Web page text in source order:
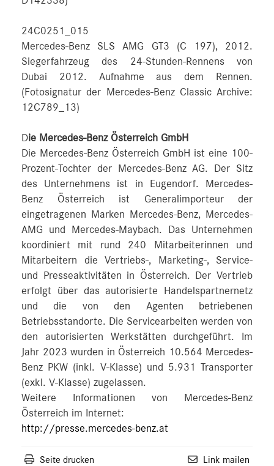
24C0251_015
Mercedes-Benz SLS AMG GT3 (C 197), 2012.
Siegerfahrzeug des 24-Stunden-Rennens von
Dubai 2012. Aufnahme aus dem Rennen.
(Fotosignatur der Mercedes-Benz Classic Archive:
12C789_13)
Die Mercedes-Benz Österreich GmbH
Die Mercedes-Benz Österreich GmbH ist eine 100-
Prozent-Tochter der Mercedes-Benz AG. Der Sitz
des Unternehmens ist in Eugendorf. Mercedes-
Benz Österreich ist Generalimporteur der
eingetragenen Marken Mercedes-Benz, Mercedes-
AMG und Mercedes-Maybach. Das Unternehmen
koordiniert mit rund 240 Mitarbeiterinnen und
Mitarbeitern die Vertriebs-, Marketing-, Service-
und Presseaktivitäten in Österreich. Der Vertrieb
erfolgt über das autorisierte Handelspartnernetz
und die von den Agenten betriebenen
Betriebsstandorte. Die Servicearbeiten werden von
den autorisierten Werkstätten durchgeführt. Im
Jahr 2023 wurden in Österreich 10.564 Mercedes-
Benz PKW (inkl. V-Klasse) und 5.931 Transporter
(exkl. V-Klasse) zugelassen.
Weitere Informationen von Mercedes-Benz
Österreich im Internet:
http://presse.mercedes-benz.at
Seite drucken Link mailen